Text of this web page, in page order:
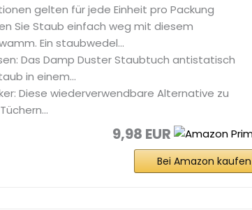
gelten für jede Einheit pro Packung
Sie Staub einfach weg mit diesem
Ein staubwedel...
Das Damp Duster Staubtuch antistatisch
in einem...
Diese wiederverwendbare Alternative zu
9,98 EUR
Bei Amazon kaufen